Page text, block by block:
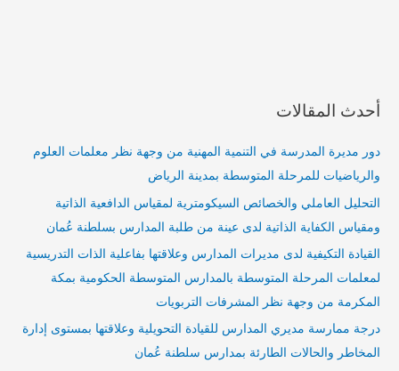
أحدث المقالات
دور مديرة المدرسة في التنمية المهنية من وجهة نظر معلمات العلوم
والرياضيات للمرحلة المتوسطة بمدينة الرياض
التحليل العاملي والخصائص السيكومترية لمقياس الدافعية الذاتية
ومقياس الكفاية الذاتية لدى عينة من طلبة المدارس بسلطنة عُمان
القيادة التكيفية لدى مديرات المدارس وعلاقتها بفاعلية الذات التدريسية
لمعلمات المرحلة المتوسطة بالمدارس المتوسطة الحكومية بمكة
المكرمة من وجهة نظر المشرفات التربويات
درجة ممارسة مديري المدارس للقيادة التحويلية وعلاقتها بمستوى إدارة
المخاطر والحالات الطارئة بمدارس سلطنة عُمان